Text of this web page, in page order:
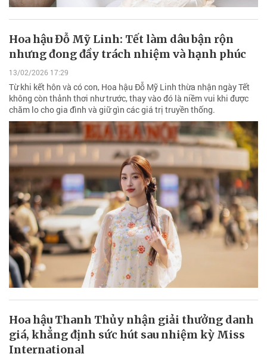
Hoa hậu Đỗ Mỹ Linh: Tết làm dâu bận rộn
nhưng đong đầy trách nhiệm và hạnh phúc
13/02/2026 17:29
Từ khi kết hôn và có con, Hoa hậu Đỗ Mỹ Linh thừa nhận ngày Tết
không còn thảnh thơi như trước, thay vào đó là niềm vui khi được
chăm lo cho gia đình và giữ gìn các giá trị truyền thống.
Hoa hậu Thanh Thủy nhận giải thưởng danh
giá, khẳng định sức hút sau nhiệm kỳ Miss
International